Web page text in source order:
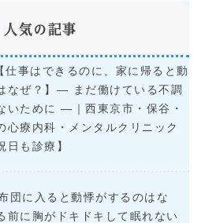
人気の記事
仕事はできるのに、家に帰ると動
なぜ？】― まだ働けている不調
いために ―｜西東京市・保谷・
心療内科・メンタルクリニック
日も診療】
団に入ると動悸がするのはな
前に胸がドキドキして眠れない